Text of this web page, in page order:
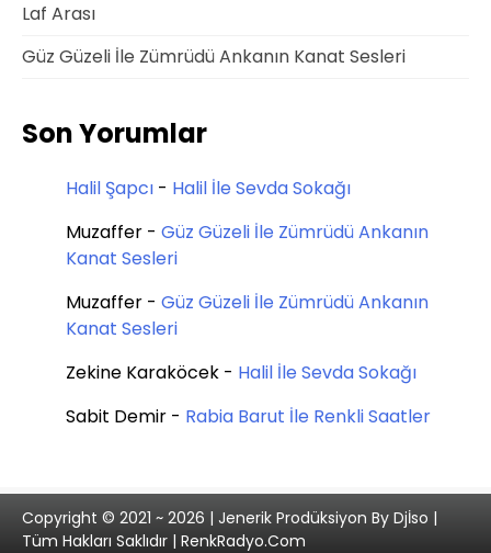
Laf Arası
Güz Güzeli İle Zümrüdü Ankanın Kanat Sesleri
Son Yorumlar
Halil Şapcı - Halil İle Sevda Sokağı
Muzaffer - Güz Güzeli İle Zümrüdü Ankanın
Kanat Sesleri
Muzaffer - Güz Güzeli İle Zümrüdü Ankanın
Kanat Sesleri
Zekine Karaköcek - Halil İle Sevda Sokağı
Sabit Demir - Rabia Barut İle Renkli Saatler
Copyright © 2021 ~ 2026 | Jenerik Prodüksiyon By Djİso |
Tüm Hakları Saklıdır | RenkRadyo.Com